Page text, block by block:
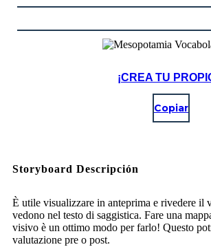
¡CREA TU
Copiar
Storyboard Descripción
È utile visualizzare in anteprima e rivedere il
vedono nel testo di saggistica. Fare una
visivo è un ottimo modo per farlo! Questo
valutazione pre o post.